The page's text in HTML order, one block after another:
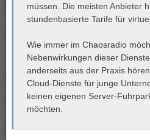
müssen. Die meisten Anbieter
stundenbasierte Tarife für
Wie immer im Chaosradio
Nebenwirkungen dieser
anderseits aus der Praxis
Cloud-Dienste für junge
keinen eigenen Server-
möchten.